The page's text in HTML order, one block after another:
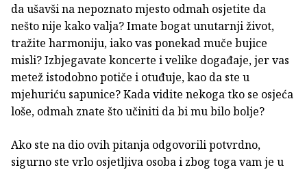
da ušavši na nepoznato mjesto odmah osjetite da
nešto nije kako valja? Imate bogat unutarnji život,
tražite harmoniju, iako vas ponekad muče bujice
misli? Izbjegavate koncerte i velike događaje, jer vas
metež istodobno potiče i otuđuje, kao da ste u
mjehuriću sapunice? Kada vidite nekoga tko se osjeća
loše, odmah znate što učiniti da bi mu bilo bolje?
Ako ste na dio ovih pitanja odgovorili potvrdno,
sigurno ste vrlo osjetljiva osoba i zbog toga vam je u